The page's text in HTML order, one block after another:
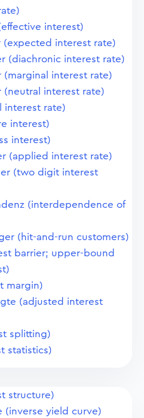
interest)
(expected interest rate)
(diachronic interest rate)
(marginal interest rate)
(neutral interest rate)
interest rate)
interest)
interest)
(applied interest rate)
(two digit interest
(interdependence of
(hit-and-run customers)
barrier; upper-bound
margin)
(adjusted interest
splitting)
statistics)
structure)
(inverse yield curve)